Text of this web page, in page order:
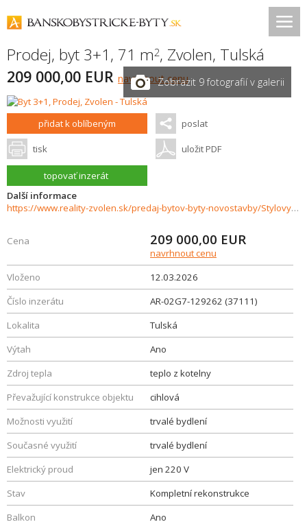
Prodej, byt 3+1, 71 m2, Zvolen, Tulská
209 000,00 EUR navrhnout cenuZobrazit 9 fotografií v galerii
přidat k oblíbeným poslat
tisk uložit PDF
topovať inzerát
Další informace
https://www.reality-zvolen.sk/predaj-bytov-byty-novostavby/Stylovy-3izbovy-byt-v-novostavbe--Zvolen-Zapad-37111/?utm_source=areality&utm_medium=xml&utm_term=37111&utm_content=byt&utm_campaign=portaly
Cena 209 000,00 EUR
navrhnout cenu
Vloženo
12.03.2026
Číslo inzerátu
AR-02G7-129262 (37111)
Lokalita
Tulská
Výtah
Ano
Zdroj tepla
teplo z kotelny
Převažující konstrukce objektu
cihlová
Možnosti využití
trvalé bydlení
Současné využití
trvalé bydlení
Elektrický proud
jen 220 V
Stav
Kompletní rekonstrukce
Balkon
Ano